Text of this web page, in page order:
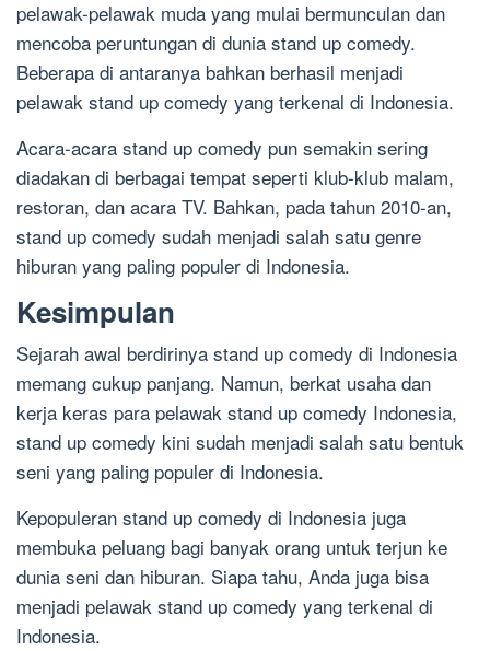
pelawak-pelawak muda yang mulai bermunculan dan
mencoba peruntungan di dunia stand up comedy.
Beberapa di antaranya bahkan berhasil menjadi
pelawak stand up comedy yang terkenal di Indonesia.
Acara-acara stand up comedy pun semakin sering
diadakan di berbagai tempat seperti klub-klub malam,
restoran, dan acara TV. Bahkan, pada tahun 2010-an,
stand up comedy sudah menjadi salah satu genre
hiburan yang paling populer di Indonesia.
Kesimpulan
Sejarah awal berdirinya stand up comedy di Indonesia
memang cukup panjang. Namun, berkat usaha dan
kerja keras para pelawak stand up comedy Indonesia,
stand up comedy kini sudah menjadi salah satu bentuk
seni yang paling populer di Indonesia.
Kepopuleran stand up comedy di Indonesia juga
membuka peluang bagi banyak orang untuk terjun ke
dunia seni dan hiburan. Siapa tahu, Anda juga bisa
menjadi pelawak stand up comedy yang terkenal di
Indonesia.